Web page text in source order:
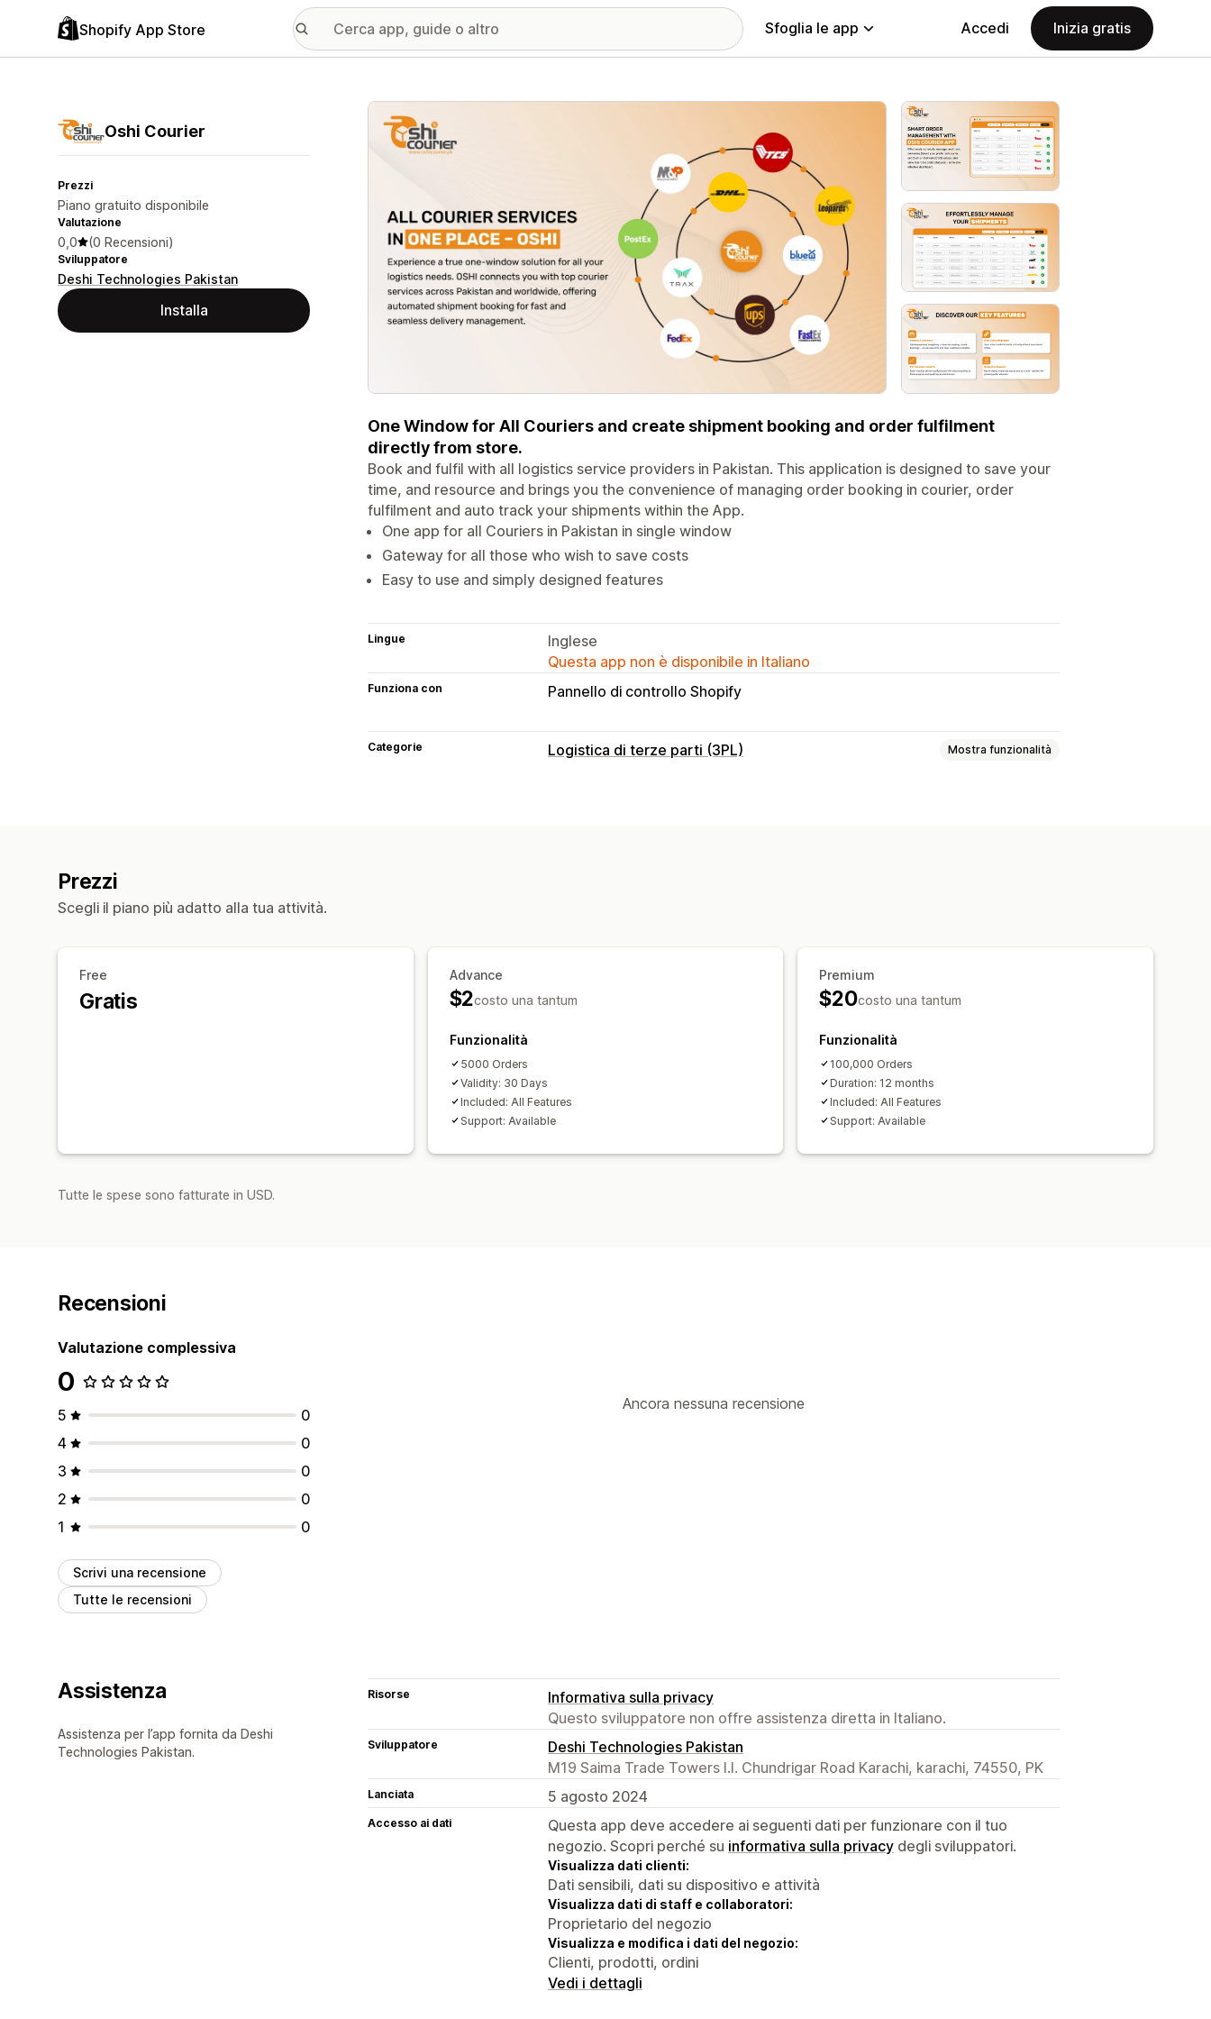
Shopify App Store Sfoglia le app Accedi Inizia gratis
Oshi Courier
Prezzi
Piano gratuito disponibile
Valutazione
0,0 (0 Recensioni)
Sviluppatore
Deshi Technologies Pakistan
Installa
Galleria immagini in evidenza
One Window for All Couriers and create shipment booking and order fulfilment
directly from store.
Book and fulfil with all logistics service providers in Pakistan. This application is designed to save your
time, and resource and brings you the convenience of managing order booking in courier, order
fulfilment and auto track your shipments within the App.
One app for all Couriers in Pakistan in single window
Gateway for all those who wish to save costs
Easy to use and simply designed features
Lingue
Inglese
Questa app non è disponibile in Italiano
Funziona con Pannello di controllo Shopify
Categorie Logistica di terze parti (3PL) Mostra funzionalità
Prezzi
Scegli il piano più adatto alla tua attività.
Free
Gratis
Advance
$2costo una tantum
Funzionalità
5000 Orders
Validity: 30 Days
Included: All Features
Support: Available
Premium
$20costo una tantum
Funzionalità
100,000 Orders
Duration: 12 months
Included: All Features
Support: Available
Tutte le spese sono fatturate in USD.
Recensioni
Valutazione complessiva
0
5
0
4
0
3
0
2
0
1
0
Scrivi una recensione
Tutte le recensioni
Ancora nessuna recensione
Assistenza
Assistenza per l’app fornita da Deshi
Technologies Pakistan.
Risorse
Informativa sulla privacy
Questo sviluppatore non offre assistenza diretta in Italiano.
Sviluppatore
Deshi Technologies Pakistan
M19 Saima Trade Towers I.I. Chundrigar Road Karachi, karachi, 74550, PK
Lanciata 5 agosto 2024
Accesso ai dati
Questa app deve accedere ai seguenti dati per funzionare con il tuo
negozio. Scopri perché su informativa sulla privacy degli sviluppatori.
Visualizza dati clienti:
Dati sensibili, dati su dispositivo e attività
Visualizza dati di staff e collaboratori:
Proprietario del negozio
Visualizza e modifica i dati del negozio:
Clienti, prodotti, ordini
Vedi i dettagli